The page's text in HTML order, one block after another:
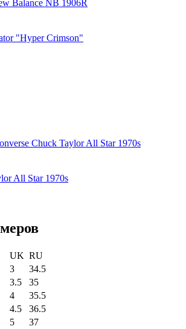
Balance NB 1906R
"Hyper Crimson"
Chuck Taylor All Star 1970s
All Star 1970s
UK RU
3
34.5
3.5
35
4
35.5
4.5
36.5
5
37